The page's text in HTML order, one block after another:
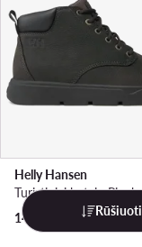
Helly Hansen
143,00
Rūšiuoti